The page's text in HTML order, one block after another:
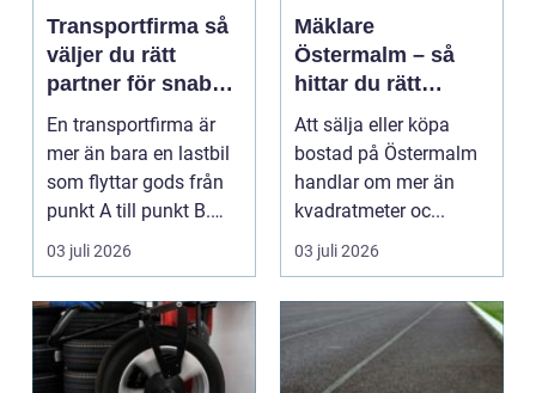
Transportfirma så
väljer du rätt
partner för snabba
och trygga
leveranser
En transportfirma är
mer än bara en lastbil
som flyttar gods från
punkt A till punkt B.
Rätt partner...
03 juli 2026
Mäklare
Östermalm – så
hittar du rätt
kompetens för din
bostadsaffär
Att sälja eller köpa
bostad på Östermalm
handlar om mer än
kvadratmeter oc...
03 juli 2026